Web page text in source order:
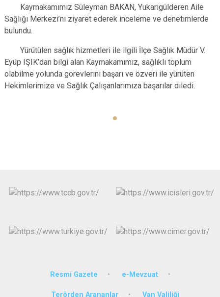
Gevaş
Tuşba
Kaymakamımız Süleyman BAKAN, Yukarıgülderen Aile
Sağlığı Merkezi’ni ziyaret ederek inceleme ve denetimlerde
bulundu.
Yürütülen sağlık hizmetleri ile ilgili İlçe Sağlık Müdür V.
Eyüp IŞIK’dan bilgi alan Kaymakamımız, sağlıklı toplum
olabilme yolunda görevlerini başarı ve özveri ile yürüten
Hekimlerimize ve Sağlık Çalışanlarımıza başarılar diledi.
Resmi Gazete e-Mevzuat
Terörden Arananlar Van Valiliği